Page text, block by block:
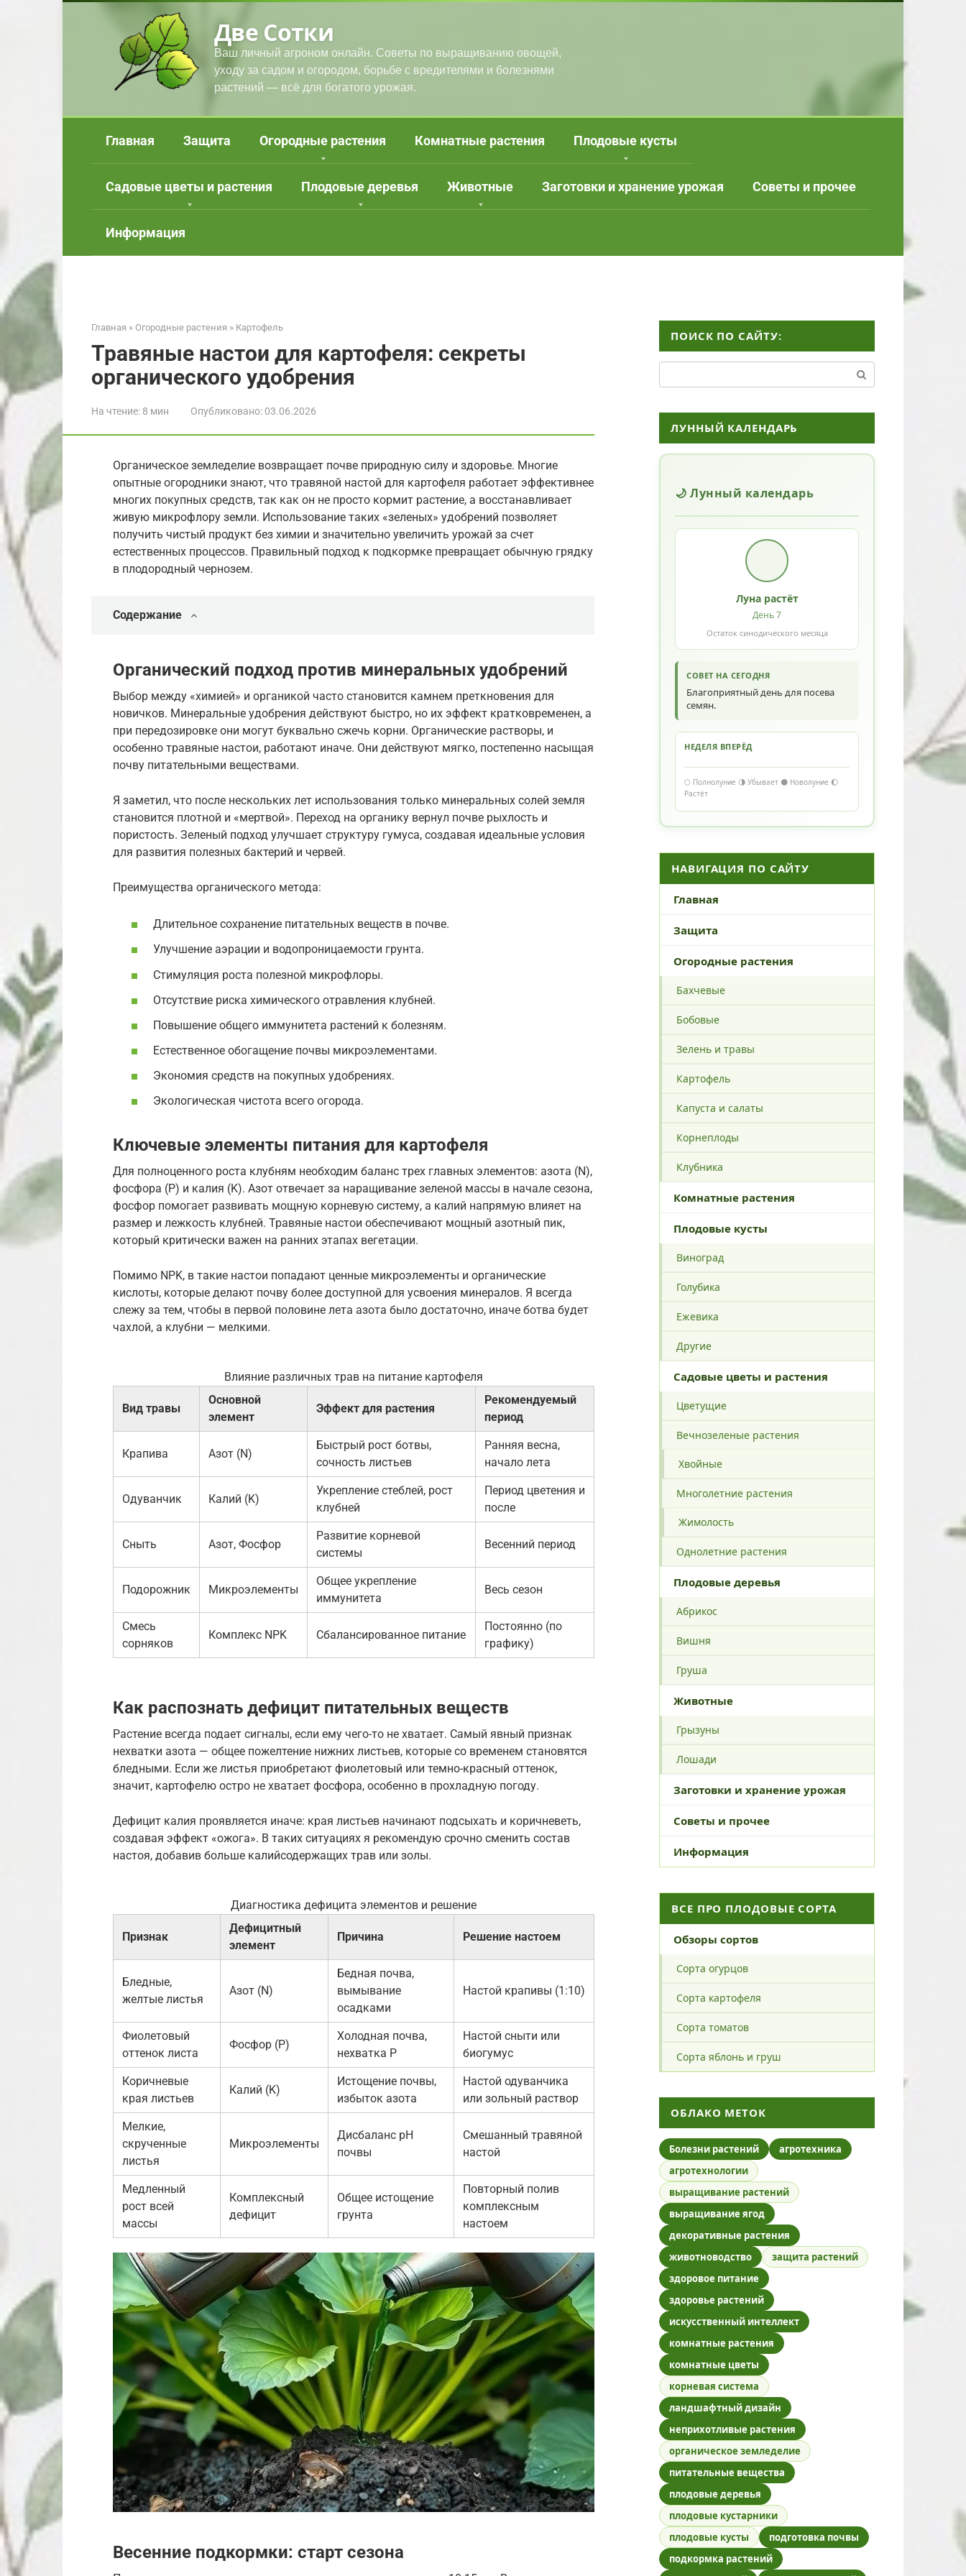
Две Сотки
Ваш личный агроном онлайн. Советы по выращиванию овощей,
уходу за садом и огородом, борьбе с вредителями и болезнями
растений — всё для богатого урожая.
Главная Защита Огородные растения Комнатные растения Плодовые кусты
Садовые цветы и растения Плодовые деревья Животные Заготовки и хранение урожая Советы и прочее
Информация
Главная » Огородные растения » Картофель
Травяные настои для картофеля: секреты
органического удобрения
На чтение: 8 мин Опубликовано: 03.06.2026
Органическое земледелие возвращает почве природную силу и здоровье. Многие
опытные огородники знают, что травяной настой для картофеля работает эффективнее
многих покупных средств, так как он не просто кормит растение, а восстанавливает
живую микрофлору земли. Использование таких «зеленых» удобрений позволяет
получить чистый продукт без химии и значительно увеличить урожай за счет
естественных процессов. Правильный подход к подкормке превращает обычную грядку
в плодородный чернозем.
Содержание
Органический подход против минеральных удобрений
Выбор между «химией» и органикой часто становится камнем преткновения для
новичков. Минеральные удобрения действуют быстро, но их эффект кратковременен, а
при передозировке они могут буквально сжечь корни. Органические растворы, и
особенно травяные настои, работают иначе. Они действуют мягко, постепенно насыщая
почву питательными веществами.
Я заметил, что после нескольких лет использования только минеральных солей земля
становится плотной и «мертвой». Переход на органику вернул почве рыхлость и
пористость. Зеленый подход улучшает структуру гумуса, создавая идеальные условия
для развития полезных бактерий и червей.
Преимущества органического метода:
Длительное сохранение питательных веществ в почве.
Улучшение аэрации и водопроницаемости грунта.
Стимуляция роста полезной микрофлоры.
Отсутствие риска химического отравления клубней.
Повышение общего иммунитета растений к болезням.
Естественное обогащение почвы микроэлементами.
Экономия средств на покупных удобрениях.
Экологическая чистота всего огорода.
Ключевые элементы питания для картофеля
Для полноценного роста клубням необходим баланс трех главных элементов: азота (N),
фосфора (P) и калия (K). Азот отвечает за наращивание зеленой массы в начале сезона,
фосфор помогает развивать мощную корневую систему, а калий напрямую влияет на
размер и лежкость клубней. Травяные настои обеспечивают мощный азотный пик,
который критически важен на ранних этапах вегетации.
Помимо NPK, в такие настои попадают ценные микроэлементы и органические
кислоты, которые делают почву более доступной для усвоения минералов. Я всегда
слежу за тем, чтобы в первой половине лета азота было достаточно, иначе ботва будет
чахлой, а клубни — мелкими.
Влияние различных трав на питание картофеля
Вид травы
Основной
элемент
Эффект для растения
Рекомендуемый
период
Крапива Азот (N)
Быстрый рост ботвы,
сочность листьев
Ранняя весна,
начало лета
Одуванчик Калий (K)
Укрепление стеблей, рост
клубней
Период цветения и
после
Сныть Азот, Фосфор
Развитие корневой
системы
Весенний период
Подорожник Микроэлементы
Общее укрепление
иммунитета
Весь сезон
Смесь
сорняков
Комплекс NPK Сбалансированное питание
Постоянно (по
графику)
Как распознать дефицит питательных веществ
Растение всегда подает сигналы, если ему чего-то не хватает. Самый явный признак
нехватки азота — общее пожелтение нижних листьев, которые со временем становятся
бледными. Если же листья приобретают фиолетовый или темно-красный оттенок,
значит, картофелю остро не хватает фосфора, особенно в прохладную погоду.
Дефицит калия проявляется иначе: края листьев начинают подсыхать и коричневеть,
создавая эффект «ожога». В таких ситуациях я рекомендую срочно сменить состав
настоя, добавив больше калийсодержащих трав или золы.
Диагностика дефицита элементов и решение
Признак
Дефицитный
элемент
Причина Решение настоем
Бледные,
желтые листья
Азот (N)
Бедная почва,
вымывание
осадками
Настой крапивы (1:10)
Фиолетовый
оттенок листа
Фосфор (P)
Холодная почва,
нехватка P
Настой сныти или
биогумус
Коричневые
края листьев
Калий (K)
Истощение почвы,
избыток азота
Настой одуванчика
или зольный раствор
Мелкие,
скрученные
листья
Микроэлементы
Дисбаланс pH
почвы
Смешанный травяной
настой
Медленный
рост всей
массы
Комплексный
дефицит
Общее истощение
грунта
Повторный полив
комплексным
настоем
Весенние подкормки: старт сезона
ПОИСК ПО САЙТУ:
ЛУННЫЙ КАЛЕНДАРЬ
🌙 Лунный календарь
Луна растёт
День 7
Остаток синодического месяца
СОВЕТ НА СЕГОДНЯ
Благоприятный день для посева
семян.
НЕДЕЛЯ ВПЕРЁД
🌕 Полнолуние 🌗 Убывает 🌑 Новолуние 🌔
Растёт
НАВИГАЦИЯ ПО САЙТУ
Главная
Защита
Огородные растения
Бахчевые
Бобовые
Зелень и травы
Картофель
Капуста и салаты
Корнеплоды
Клубника
Комнатные растения
Плодовые кусты
Виноград
Голубика
Ежевика
Другие
Садовые цветы и растения
Цветущие
Вечнозеленые растения
Хвойные
Многолетние растения
Жимолость
Однолетние растения
Плодовые деревья
Абрикос
Вишня
Груша
Животные
Грызуны
Лошади
Заготовки и хранение урожая
Советы и прочее
Информация
ВСЕ ПРО ПЛОДОВЫЕ СОРТА
Обзоры сортов
Сорта огурцов
Сорта картофеля
Сорта томатов
Сорта яблонь и груш
ОБЛАКО МЕТОК
Болезни растений
агротехника
агротехнологии
выращивание растений
выращивание ягод
декоративные растения
животноводство
защита растений
здоровое питание
здоровье растений
искусственный интеллект
комнатные растения
комнатные цветы
корневая система
ландшафтный дизайн
неприхотливые растения
органическое земледелие
питательные вещества
плодовые деревья
плодовые кустарники
плодовые кусты
подготовка почвы
подкормка растений